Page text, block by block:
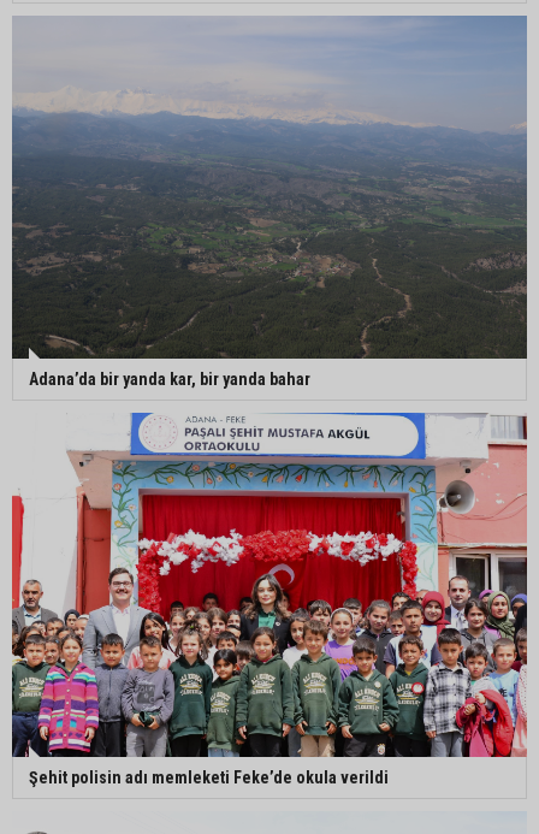
Adana’da bir yanda kar, bir yanda bahar
Şehit polisin adı memleketi Feke’de okula verildi